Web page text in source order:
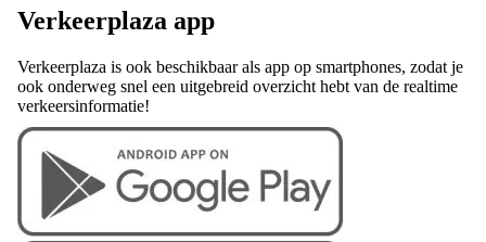
Verkeerplaza app
Verkeerplaza is ook beschikbaar als app op smartphones, zodat je
ook onderweg snel een uitgebreid overzicht hebt van de realtime
verkeersinformatie!